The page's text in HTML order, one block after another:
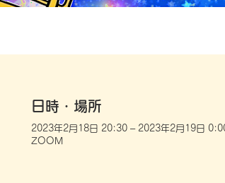
日時・場所
2023年2月18日 20:30 – 2023年2月19日
ZOOM